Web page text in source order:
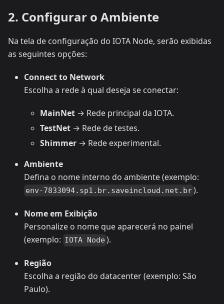
2. Configurar o Ambiente
Na tela de configuração do IOTA Node, serão exibidas
as seguintes opções:
Connect to Network
Escolha a rede à qual deseja se conectar:
MainNet → Rede principal da IOTA.
TestNet → Rede de testes.
Shimmer → Rede experimental.
Ambiente
Defina o nome interno do ambiente (exemplo:
env-7833094.sp1.br.saveincloud.net.br).
Nome em Exibição
Personalize o nome que aparecerá no painel
(exemplo: IOTA Node ).
Região
Escolha a região do datacenter (exemplo: São
Paulo).